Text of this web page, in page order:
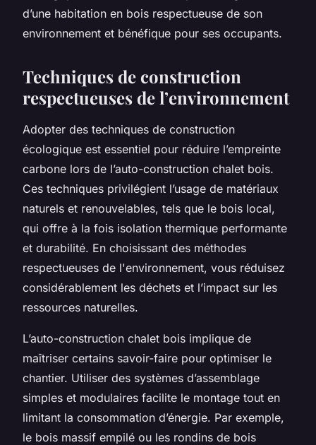
d’une habitation en bois respectueuse de son
environnement et bénéfique pour ses occupants.
Techniques de construction
respectueuses de l’environnement
Adopter des techniques de construction
écologique est essentiel pour réduire l’empreinte
carbone lors de l’auto-construction chalet bois.
Ces techniques privilégient l’usage de matériaux
naturels et renouvelables, tels que le bois local,
qui offre à la fois isolation thermique performante
et durabilité. En choisissant des méthodes
respectueuses de l'environnement, vous réduisez
considérablement les déchets et l’impact sur les
ressources naturelles.
L’auto-construction chalet bois implique de
maîtriser certains savoir-faire pour optimiser le
chantier. Utiliser des systèmes d’assemblage
simples et modulaires facilite le montage tout en
limitant la consommation d’énergie. Par exemple,
le bois massif empilé ou les rondins de bois